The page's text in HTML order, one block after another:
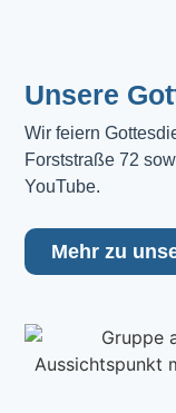
Unsere
Wir feiern
Forststraße 72
YouTube.
Mehr zu